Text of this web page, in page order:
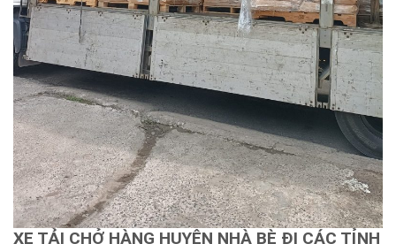
XE TẢI CHỞ HÀNG HUYỆN NHÀ BÈ ĐI CÁC TỈNH